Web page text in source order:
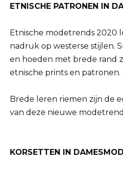
ETNISCHE PATRONEN IN
Etnische modetrends 2020
nadruk op westerse stijlen.
en hoeden met brede rand
etnische prints en patronen.
Brede leren riemen zijn de
van deze nieuwe
KORSETTEN IN